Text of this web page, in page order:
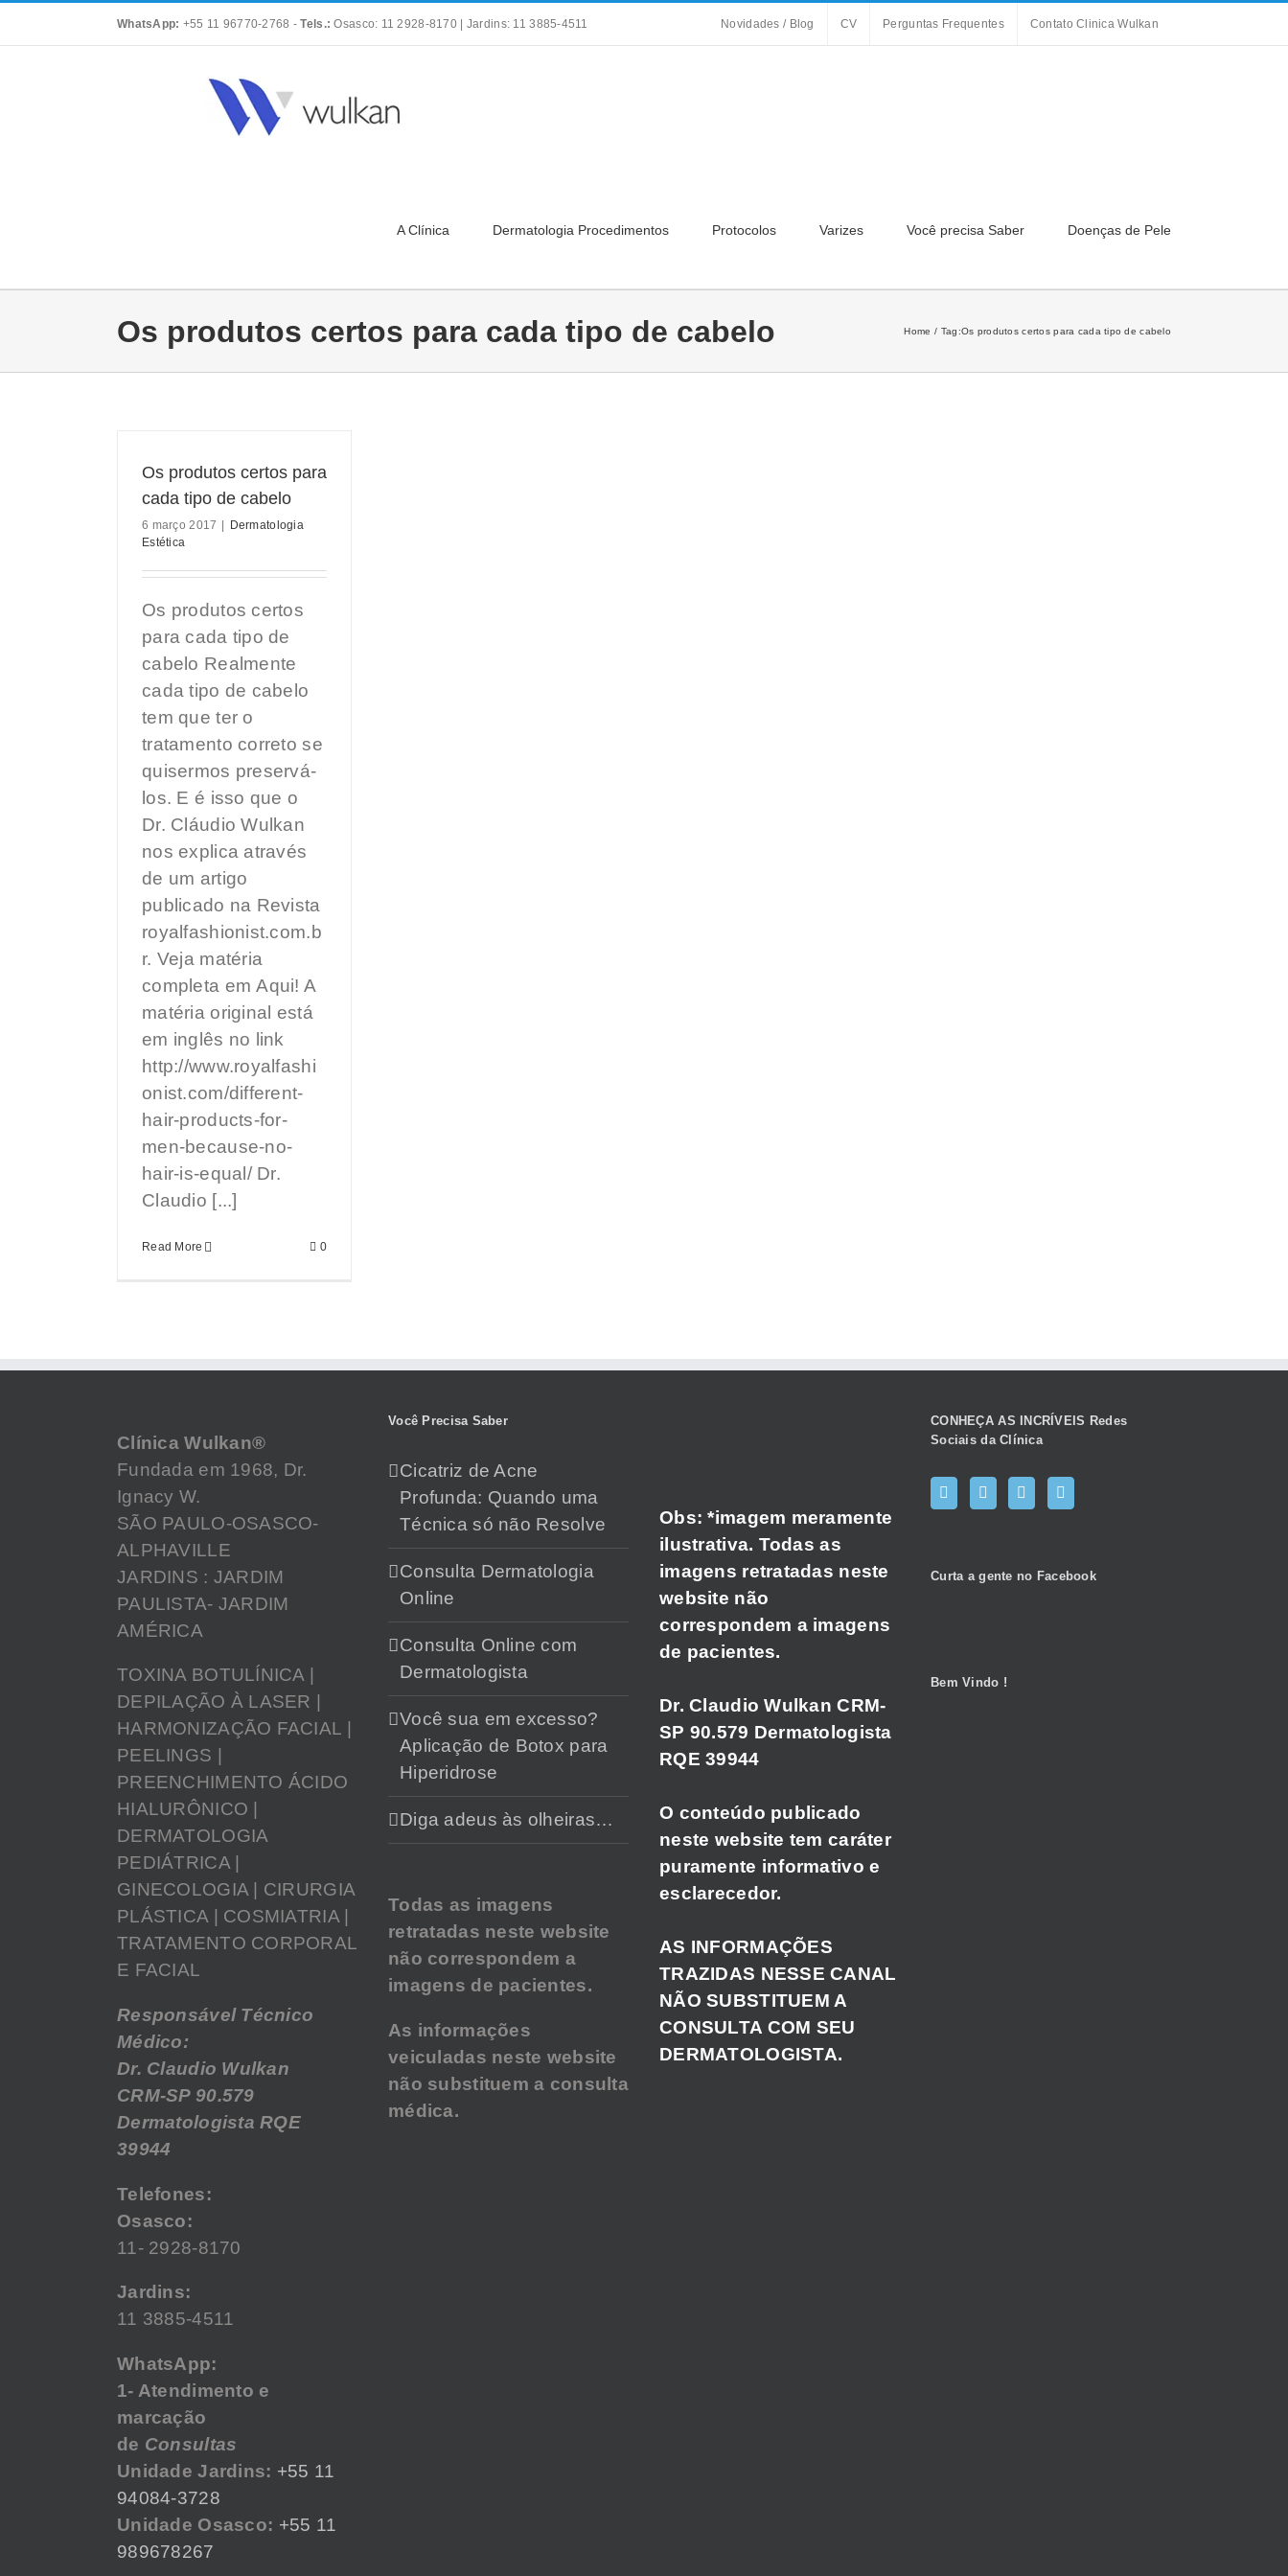
WhatsApp: +55 11 96770-2768 -Tels.: Osasco: 11 2928-8170 | Jardins: 11 3885-4511 Novidades / Blog CV Perguntas Frequentes Contato Clinica Wulkan
A Clínica Dermatologia Procedimentos Protocolos Varizes Você precisa Saber Doenças de Pele
Os produtos certos para cada tipo de cabelo Home Tag:Os produtos certos para cada tipo de cabelo
Os produtos certos para
cada tipo de cabelo
6 março 2017
Dermatologia
Estética
Os produtos certos
para cada tipo de
cabelo Realmente
cada tipo de cabelo
tem que ter o
tratamento correto se
quisermos preservá-
los. E é isso que o
Dr. Cláudio Wulkan
nos explica através
de um artigo
publicado na Revista
royalfashionist.com.b
r. Veja matéria
completa em Aqui! A
matéria original está
em inglês no link
http://www.royalfashi
onist.com/different-
hair-products-for-
men-because-no-
hair-is-equal/ Dr.
Claudio [...]
Read More 0
Clínica Wulkan®
Fundada em 1968, Dr.
Ignacy W.
SÃO PAULO-OSASCO-
ALPHAVILLE
JARDINS : JARDIM
PAULISTA- JARDIM
AMÉRICA
TOXINA BOTULÍNICA |
DEPILAÇÃO À LASER |
HARMONIZAÇÃO FACIAL |
PEELINGS |
PREENCHIMENTO ÁCIDO
HIALURÔNICO |
DERMATOLOGIA
PEDIÁTRICA |
GINECOLOGIA | CIRURGIA
PLÁSTICA | COSMIATRIA |
TRATAMENTO CORPORAL
E FACIAL
Responsável Técnico
Médico:
Dr. Claudio Wulkan
CRM-SP 90.579
Dermatologista RQE
39944
Telefones:
Osasco:
11- 2928-8170
Jardins:
11 3885-4511
WhatsApp:
1- Atendimento e
marcação
de Consultas
Unidade Jardins: +55 11
94084-3728
Unidade Osasco: +55 11
989678267
Você Precisa Saber
Cicatriz de Acne
Profunda: Quando uma
Técnica só não Resolve
Consulta Dermatologia
Online
Consulta Online com
Dermatologista
Você sua em excesso?
Aplicação de Botox para
Hiperidrose
Diga adeus às olheiras…
Todas as imagens
retratadas neste website
não correspondem a
imagens de pacientes.
As informações
veiculadas neste website
não substituem a consulta
médica.
Obs: *imagem meramente
ilustrativa. Todas as
imagens retratadas neste
website não
correspondem a imagens
de pacientes.
Dr. Claudio Wulkan CRM-
SP 90.579 Dermatologista
RQE 39944
O conteúdo publicado
neste website tem caráter
puramente informativo e
esclarecedor.
AS INFORMAÇÕES
TRAZIDAS NESSE CANAL
NÃO SUBSTITUEM A
CONSULTA COM SEU
DERMATOLOGISTA.
CONHEÇA AS INCRÍVEIS Redes
Sociais da Clínica
Curta a gente no Facebook
Bem Vindo !